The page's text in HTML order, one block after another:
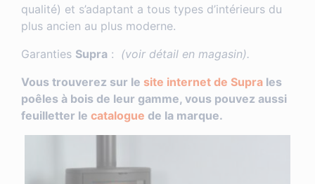
qualité) et s’adaptant a tous types d’intérieurs du
plus ancien au plus moderne.
Garanties Supra : (voir détail en magasin).
Vous trouverez sur le site internet de Supra les
poêles à bois de leur gamme, vous pouvez aussi
feuilletter le catalogue de la marque.